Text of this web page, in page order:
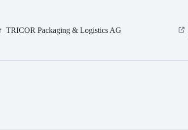
TRICOR Packaging & Logistics AG